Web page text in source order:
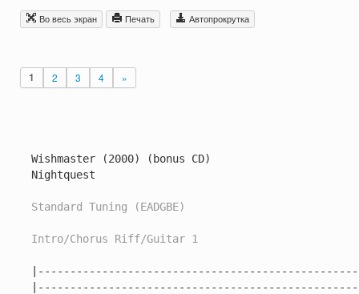
Во весь экран Печать Автопрокрутка
1 2 3 4 »
Wishmaster (2000) (bonus CD)
Nightquest
Standard Tuning (EADGBE)
Intro/Chorus Riff/Guitar 1